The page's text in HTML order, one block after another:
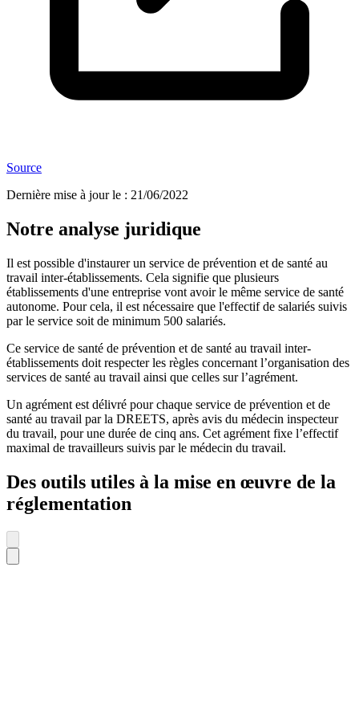
Source
Dernière mise à jour le : 21/06/2022
Notre analyse juridique
Il est possible d'instaurer un service de prévention et de santé au
travail inter-établissements. Cela signifie que plusieurs
établissements d'une entreprise vont avoir le même service de santé
autonome. Pour cela, il est nécessaire que l'effectif de salariés suivis
par le service soit de minimum 500 salariés.
Ce service de santé de prévention et de santé au travail inter-
établissements doit respecter les règles concernant l’organisation des
services de santé au travail ainsi que celles sur l’agrément.
Un agrément est délivré pour chaque service de prévention et de
santé au travail par la DREETS, après avis du médecin inspecteur
du travail, pour une durée de cinq ans. Cet agrément fixe l’effectif
maximal de travailleurs suivis par le médecin du travail.
Des outils utiles à la mise en œuvre de la
réglementation